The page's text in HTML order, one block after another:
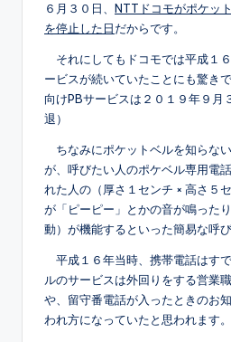
６月３０日、 NTTドコモがポケッ
を停止した日だからです。
それにしてもドコモでは平成１
ービスが続いていたことにも驚き
向けPBサービスは２０１９年９月
退）
ちなみにポケットベルを知らな
が、呼びたい人のポケベル専用電
れた人の（厚さ１センチ × 高さ５
が「ピーピー」とかの音が鳴った
動）が機能するといった簡易な呼び
平成１６年当時、携帯電話はす
ルのサービスは外回りをする営業
や、留守番電話が入ったときのお
われ方になっていたと思われます。